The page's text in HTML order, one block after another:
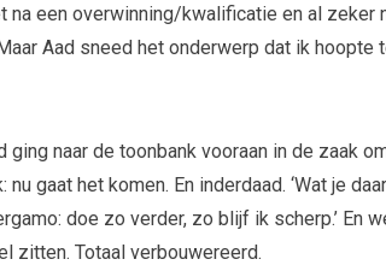
na een overwinning/kwalificatie en al zeker
Aad sneed het onderwerp dat ik hoopte
naar de toonbank vooraan in de zaak
gaat het komen. En inderdaad. ‘Wat je daar
doe zo verder, zo blijf ik scherp.’ En
zitten. Totaal verbouwereerd.